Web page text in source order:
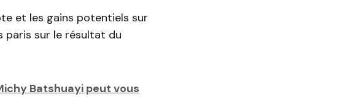
et les gains potentiels sur
paris sur le résultat du
Batshuayi peut vous